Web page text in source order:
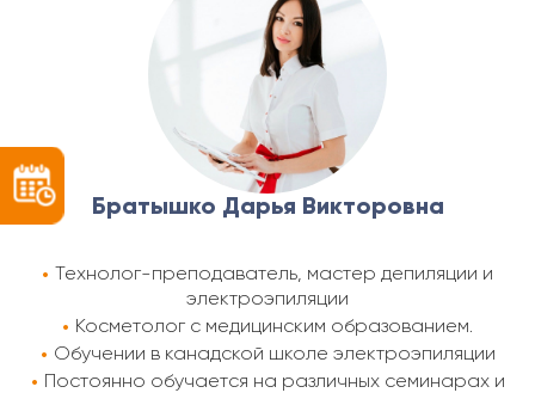
Братышко Дарья Викторовна
Технолог-преподаватель, мастер депиляции и
электроэпиляции
Косметолог с медицинским образованием.
Обучении в канадской школе электроэпиляции
Постоянно обучается на различных семинарах и